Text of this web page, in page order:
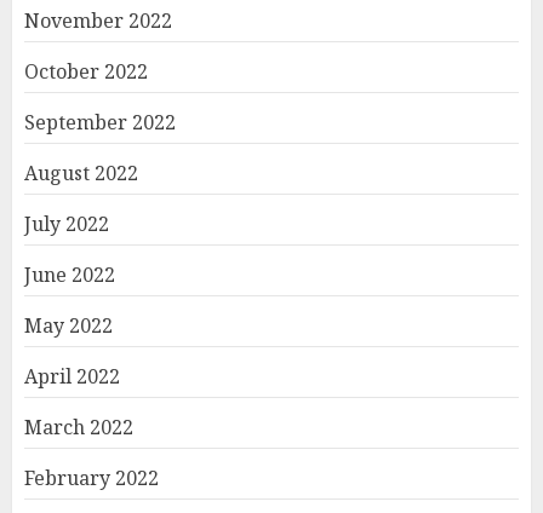
November 2022
October 2022
September 2022
August 2022
July 2022
June 2022
May 2022
April 2022
March 2022
February 2022